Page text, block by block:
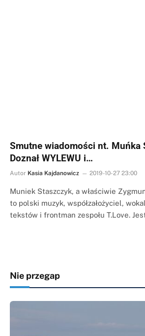
Smutne wiadomości nt. Muńka
Doznał WYLEWU i…
Autor Kasia Kajdanowicz 2019-10-27 23:00
Muniek Staszczyk, a właściwie
to polski muzyk, współzałożyciel,
tekstów i frontman zespołu T.Love.
Nie przegap